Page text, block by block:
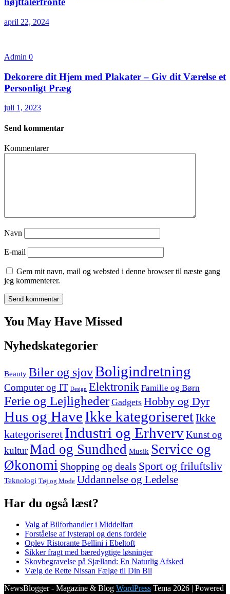
april 22, 2024
Admin 0
Dekorere dit Hjem med Plakater – Giv dit Værelse et
Personligt Præg
juli 1, 2023
Send kommentar
Kommentarer
Navn
E-mail
Gem mit navn, mail og websted i denne browser til næste gang
jeg kommenterer.
You May Have Missed
Nyhedskategorier
Beauty Biler og sjovBoligindretning
Computer og IT Design Elektronik Familie og Børn
Ferie og Lejligheder Gadgets Hobby og Dyr
Hus og HaveIkke kategoriseretIkke
kategoriseret Industri og ErhvervKunst og
kulturMad og Sundhed Musik Service og
Økonomi Shopping og deals Sport og friluftsliv
Teknologi Tøj og Mode Uddannelse og Ledelse
Har du også læst?
Valg af Bilforhandler i Middelfart
Forståelse af lysterapi og dens fordele
Oplev Ristorante Bellini i Ebeltoft
Sikker fragt med bæredygtige løsninger
Skovbegravelse på Sjælland: En Naturlig Afsked
Vælg de Rette Nissan Fælge til Din Bil
NewsBlogger - Magazine & Blog WordPress Tema 2026 | Powered